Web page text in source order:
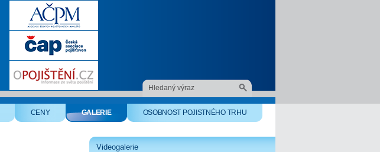
CENY GALERIE OSOBNOST POJISTNÉHO TRHU
Videogalerie